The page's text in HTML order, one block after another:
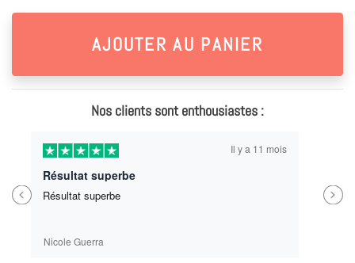
Nos clients sont enthousiastes :
Previous
Il y a 11 mois
Trop bien ! Mes enfants ont adoré !Je recommande
Véronique Motillon
Next